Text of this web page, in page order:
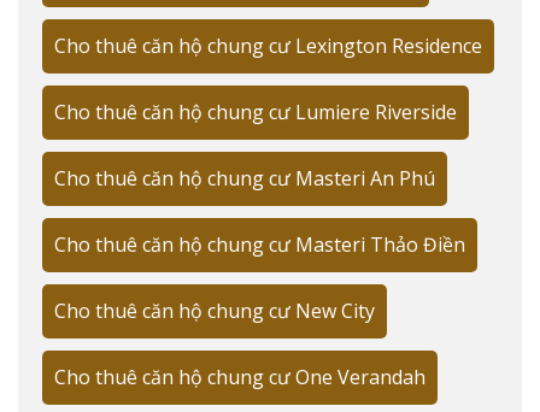
Cho thuê căn hộ chung cư Lexington Residence
Cho thuê căn hộ chung cư Lumiere Riverside
Cho thuê căn hộ chung cư Masteri An Phú
Cho thuê căn hộ chung cư Masteri Thảo Điền
Cho thuê căn hộ chung cư New City
Cho thuê căn hộ chung cư One Verandah